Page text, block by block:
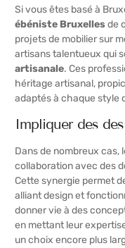
Si vous êtes basé à
ébéniste Bruxellesde
projets de mobilier sur
artisans talentueux qui
artisanale. Ces
héritage artisanal,
adaptés à chaque style
Impliquer des
Dans de nombreux cas,
collaboration avec des
Cette synergie permet
alliant design et
donner vie à des
en mettant leur
un choix encore plus